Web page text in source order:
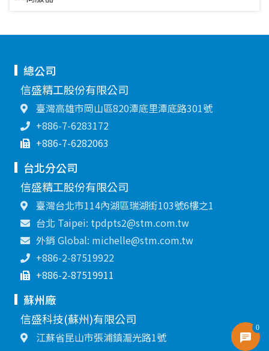
總公司
信盛精工股份有限公司
臺灣高雄市岡山區820潭底里潭底路301號
+886-7-6283172
+886-7-6282063
台北分公司
信盛精工股份有限公司
臺灣台北市114內湖區瑞湖街103號6樓之1
台北 Taipei: tpdpts2@stm.com.tw
外銷 Global: michelle@stm.com.tw
+886-2-87519922
+886-2-87519911
蘇州廠
信盛科技(蘇州)有限公司
江蘇省昆山市張浦鎮滬光路1號
0